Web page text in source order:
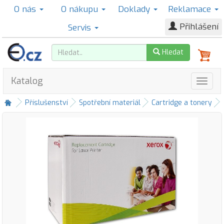
O nás O nákupu Doklady
Reklamace
Servis
Přihlášení
Hledat
Katalog
Příslušenství Spotřební materiál Cartridge a tonery